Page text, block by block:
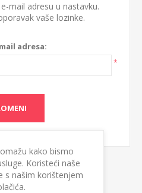
mail adresu u nastavku.
vaše lozinke.
adresa:
*
kako bismo
Koristeći naše
s našim korištenjem